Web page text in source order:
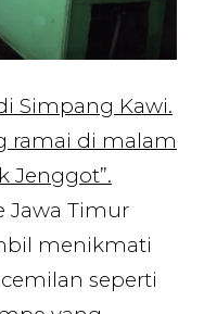
Simpang Kawi.
ramai di malam
Jenggot”.
Jawa Timur
menikmati
seperti